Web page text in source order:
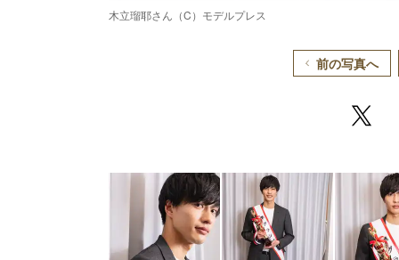
木立瑠耶さん（C）モデルプレス
前の写真へ